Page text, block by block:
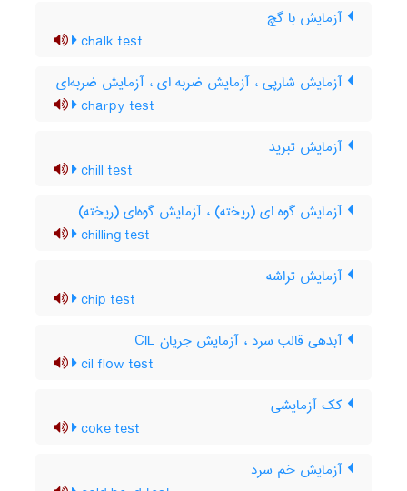
آزمایش با گچ
chalk test
آزمایش شارپی ، آزمایش ضربه ای ، آزمایش ضربه‌ای
charpy test
آزمایش تبرید
chill test
آزمایش گوه ای (ریخته) ، آزمایش گوه‌ای (ریخته)
chilling test
آزمایش تراشه
chip test
آبدهی قالب سرد ، آزمایش جریان CIL
cil flow test
کک آزمایشی
coke test
آزمایش خم سرد